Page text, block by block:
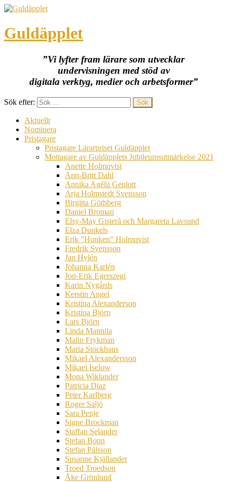
Guldäpplet
”Vi lyfter fram lärare som utvecklar
undervisningen med stöd av
digitala verktyg, medier och arbetsformer”
Sök efter:
Aktuellt
Nominera
Pristagare
Pristagare Lärarpriset Guldäpplet
Mottagare av Guldäpplets Jubileumsutmärkelse 2021
Anette Holmqvist
Ann-Britt Dahl
Annika Agélii Genlott
Arja Holmstedt Svensson
Birgitta Göthberg
Daniel Broman
Elsy-May Gisterå och Margareta Lavsund
Elza Dunkels
Erik ”Honken” Holmqvist
Fredrik Svensson
Jan Hylén
Johanna Karlén
Jon-Erik Egerszegi
Karin Nygårds
Kerstin Angel
Kristina Alexanderson
Kristina Björn
Lars Björn
Linda Mannila
Malin Frykman
Maria Stockhaus
Mikael Alexandersson
Mikael Iselow
Mona Wiklander
Patricia Diaz
Peter Karlberg
Roger Säljö
Sara Penje
Signe Brockman
Staffan Selander
Stefan Bonn
Stefan Pålsson
Susanne Kjällander
Troed Troedson
Åke Grönlund